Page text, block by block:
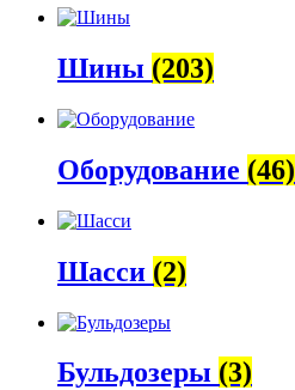
Шины (203)
Оборудование (46)
Шасси (2)
Бульдозеры (3)